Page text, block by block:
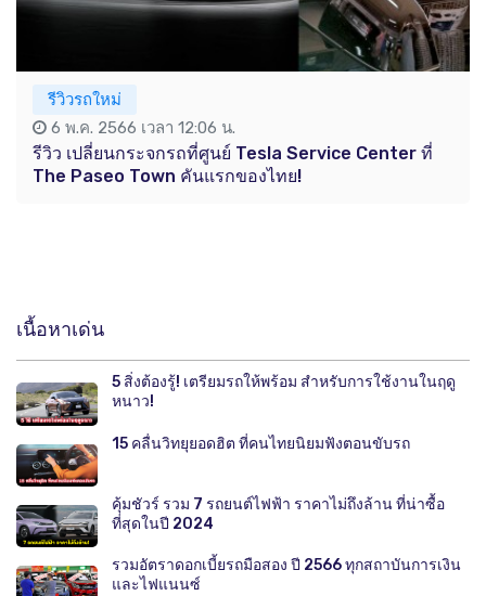
รีวิวรถใหม่
6 พ.ค. 2566 เวลา 12:06 น.
รีวิว เปลี่ยนกระจกรถที่ศูนย์ Tesla Service Center ที่
The Paseo Town คันแรกของไทย!
เนื้อหาเด่น
5 สิ่งต้องรู้! เตรียมรถให้พร้อม สำหรับการใช้งานในฤดู
หนาว!
15 คลื่นวิทยุยอดฮิต ที่คนไทยนิยมฟังตอนขับรถ
คุ้มชัวร์ รวม 7 รถยนต์ไฟฟ้า ราคาไม่ถึงล้าน ที่น่าซื้อ
ที่สุดในปี 2024
รวมอัตราดอกเบี้ยรถมือสอง ปี 2566 ทุกสถาบันการเงิน
และไฟแนนซ์